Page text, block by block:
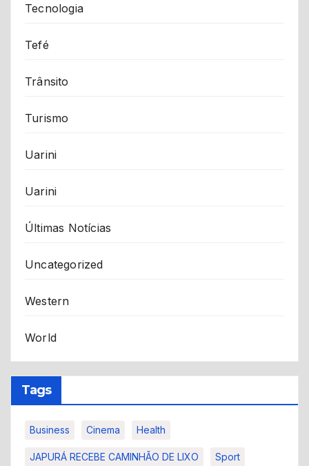
Tecnologia
Tefé
Trânsito
Turismo
Uarini
Uarini
Últimas Notícias
Uncategorized
Western
World
Tags
Business Cinema Health
JAPURÁ RECEBE CAMINHÃO DE LIXO Sport